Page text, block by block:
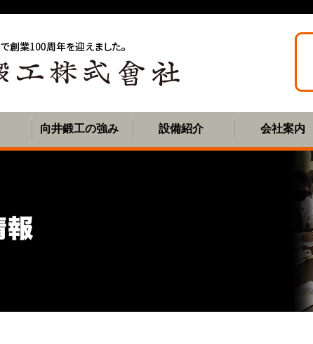
向井鍛工の強み 設備紹介 会社案内